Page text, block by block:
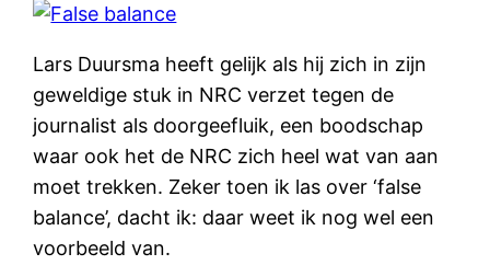
Lars Duursma heeft gelijk als hij zich in zijn
geweldige stuk in NRC verzet tegen de
journalist als doorgeefluik, een boodschap
waar ook het de NRC zich heel wat van aan
moet trekken. Zeker toen ik las over ‘false
balance’, dacht ik: daar weet ik nog wel een
voorbeeld van.